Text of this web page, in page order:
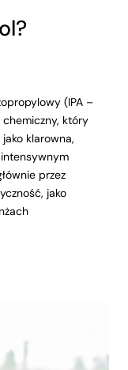
(IPA –
który
klarowna,
przez
jako